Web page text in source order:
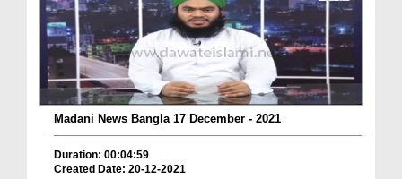
Madani News Bangla 17 December - 2021
Duration: 00:04:59
Created Date: 20-12-2021